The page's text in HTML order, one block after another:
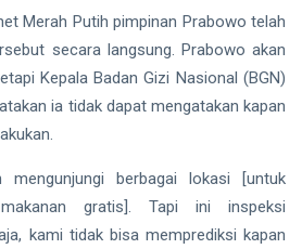
Merah Putih pimpinan Prabowo telah
secara langsung. Prabowo akan
Kepala Badan Gizi Nasional (BGN)
ia tidak dapat mengatakan kapan
mengunjungi berbagai lokasi [untuk
gratis]. Tapi ini inspeksi
kami tidak bisa memprediksi kapan